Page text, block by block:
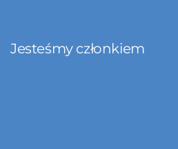
Jesteśmy członkiem